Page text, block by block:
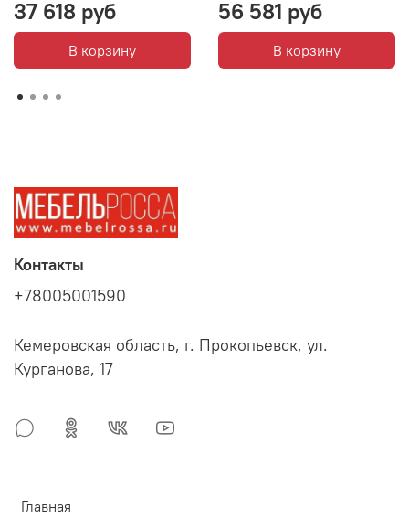
37 618 руб
В корзину
56 581 руб
В корзину
Главная
Контакты
+78005001590
Кемеровская область, г. Прокопьевск, ул.
Курганова, 17